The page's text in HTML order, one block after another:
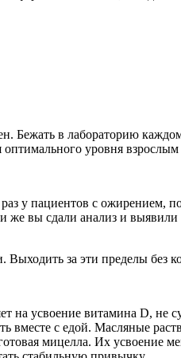
Бежать в лабораторию
уровня
раз у пациентов с
же вы сдали анализ и
за эти пределы без
на усвоение витамина D, не
с едой. Масляные
мицелла. Их усвоение